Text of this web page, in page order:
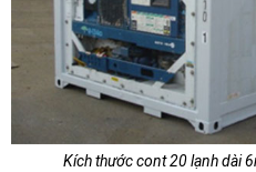
Kích thước cont 20 lạnh dài